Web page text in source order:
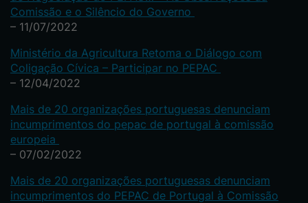
Comissão e o Silêncio do Governo
– 11/07/2022
Ministério da Agricultura Retoma o Diálogo com
Coligação Cívica – Participar no PEPAC
– 12/04/2022
Mais de 20 organizações portuguesas denunciam
incumprimentos do pepac de portugal à comissão
europeia
– 07/02/2022
Mais de 20 organizações portuguesas denunciam
incumprimentos do PEPAC de Portugal à Comissão